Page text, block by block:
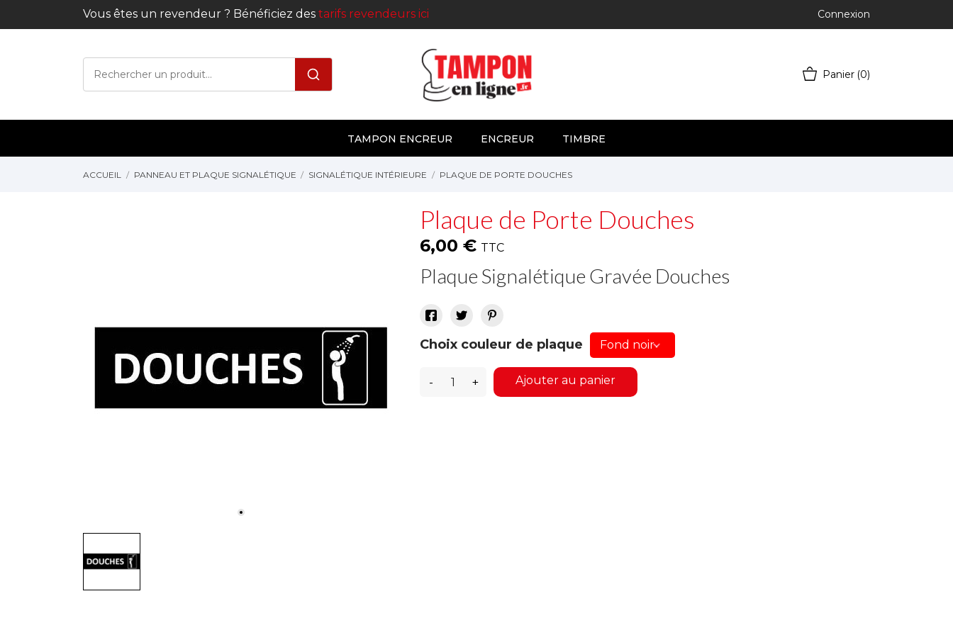
Vous êtes un revendeur ? Bénéficiez des tarifs revendeurs ici Connexion
Panier (0)
TAMPON ENCREUR ENCREUR TIMBRE
ACCUEIL PANNEAU ET PLAQUE SIGNALÉTIQUE SIGNALÉTIQUE INTÉRIEURE PLAQUE DE PORTE DOUCHES
Plaque de Porte Douches
6,00 € TTC
Plaque Signalétique Gravée Douches
Choix couleur de plaque
- + Ajouter au panier